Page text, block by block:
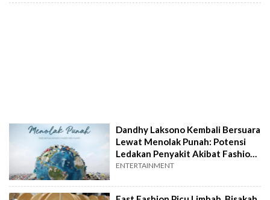
Dandhy Laksono Kembali Bersuara
Lewat Menolak Punah: Potensi
Ledakan Penyakit Akibat Fashion
Modern
ENTERTAINMENT